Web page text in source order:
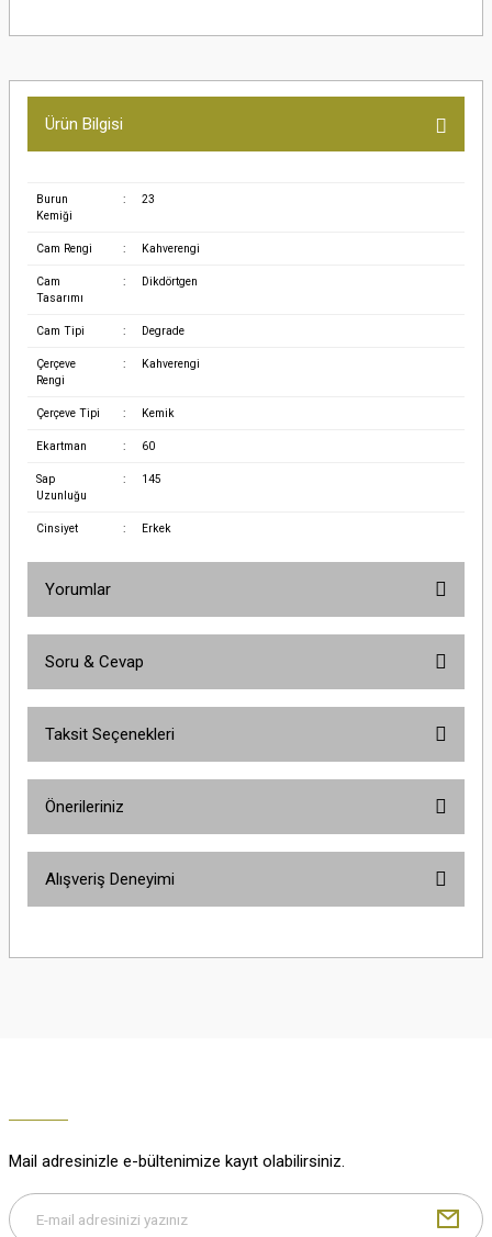
Ürün Bilgisi
Burun
Kemiği
: 23
Cam Rengi : Kahverengi
Cam
Tasarımı
: Dikdörtgen
Cam Tipi : Degrade
Çerçeve
Rengi
: Kahverengi
Çerçeve Tipi : Kemik
Ekartman : 60
Sap
Uzunluğu
: 145
Cinsiyet : Erkek
Yorumlar
Soru & Cevap
Taksit Seçenekleri
Önerileriniz
yetersiz gördüğünüz noktaları öneri formunu kullanarak tarafımıza
Alışveriş Deneyimi
M... K... | 29/12/2025
Mail adresinizle e-bültenimize kayıt olabilirsiniz.